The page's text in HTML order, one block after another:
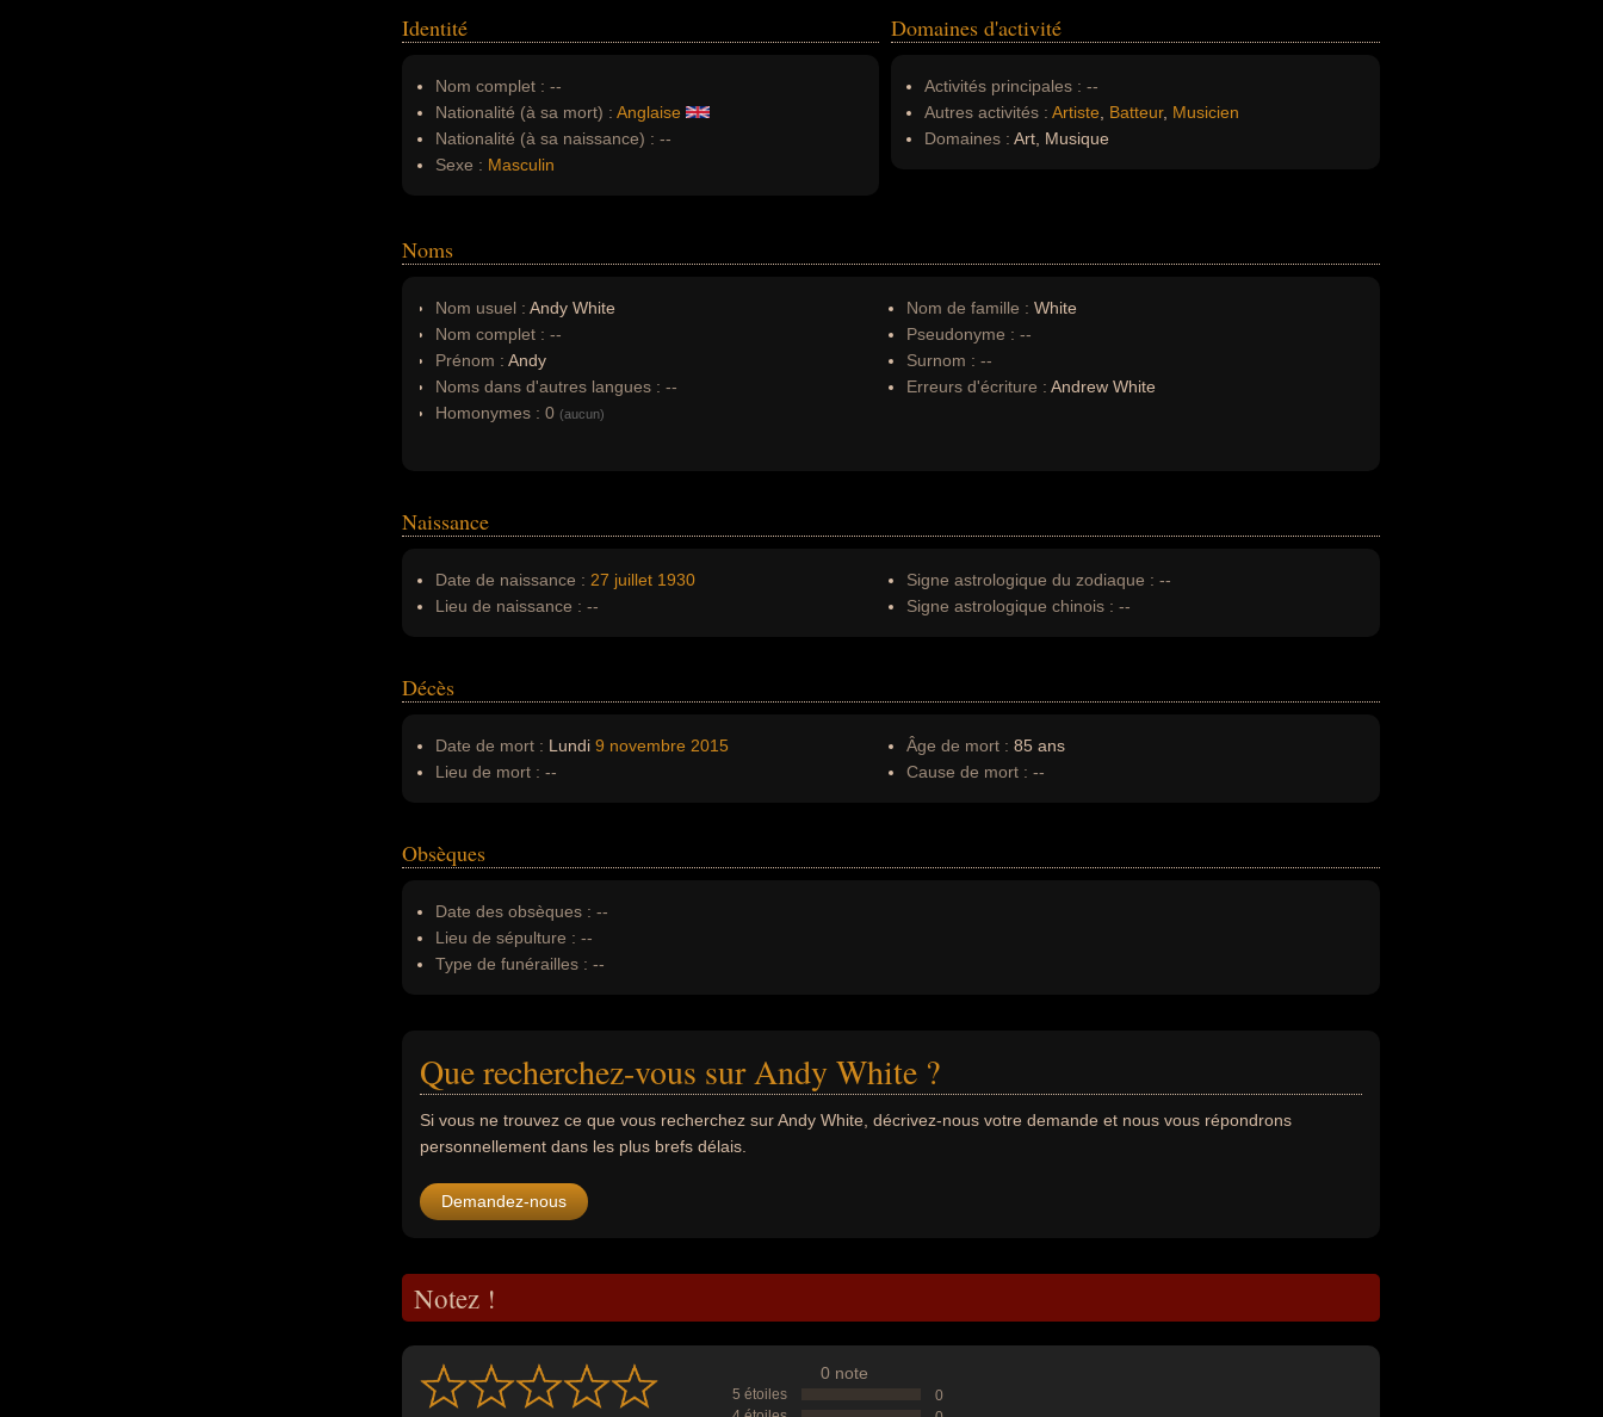
Identité
Nom complet : --
Nationalité (à sa mort) : Anglaise
Nationalité (à sa naissance) : --
Sexe : Masculin
Domaines d'activité
Activités principales : --
Autres activités : Artiste Batteur, Musicien
Domaines : Art, Musique
Noms
Nom usuel : Andy White
Nom complet : --
Prénom : Andy
Noms dans d'autres langues : --
Homonymes : 0 (aucun)
Nom de famille : White
Pseudonyme : --
Surnom : --
Erreurs d'écriture : Andrew White
Naissance
Date de naissance : 27 juillet 1930
Lieu de naissance : --
Signe astrologique du zodiaque : --
Signe astrologique chinois : --
Décès
Date de mort : Lundi 9 novembre 2015
Lieu de mort : --
Âge de mort : 85 ans
Cause de mort : --
Obsèques
Date des obsèques : --
Lieu de sépulture : --
Type de funérailles : --
Que recherchez-vous sur Andy White ?
Si vous ne trouvez ce que vous recherchez sur Andy White, décrivez-nous votre demande et nous vous répondrons
personnellement dans les plus brefs délais.
Demandez-nous
Notez !
0 note
5 étoiles
0